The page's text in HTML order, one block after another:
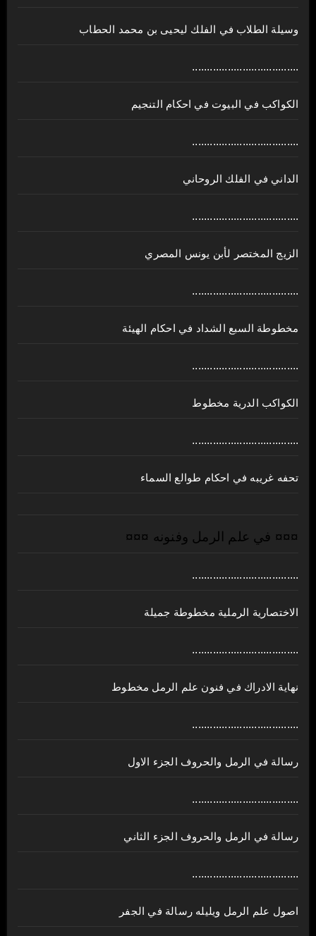
وسيلة الطلاب في الفلك ليحيى بن محمد الحطاب
....................................
الكواكب في البيوت في احكام التنجيم
....................................
الداني في الفلك الروحاني
....................................
الزيج المختصر لأبن يونس المصري
....................................
مخطوطة السبع الشداد في احكام الهيئة
....................................
الكواكب الدرية مخطوط
....................................
تحفه غريبه في احكام طوالع السماء
¤¤¤ في علم الرمل وفنونه ¤¤¤
....................................
الاختصارية الرملية مخطوطة جميلة
....................................
نهاية الادراك في فنون علم الرمل مخطوط
....................................
رسالة في الرمل والحروف الجزء الاول
....................................
رسالة في الرمل والحروف الجزء الثاني
....................................
اصول علم الرمل ويليله رسالة في الجفر